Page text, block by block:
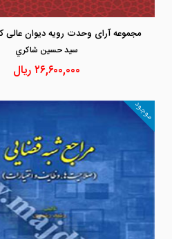
سيد حسين شاكري
۲۶,۶۰۰,۰۰۰ریال
موجود